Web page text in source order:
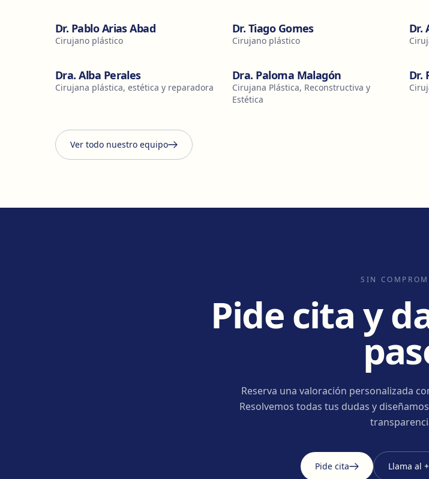
Dr. Pablo Arias Abad
Cirujano plástico
Dr. Tiago Gomes
Cirujano plástico
Dr.
Dra. Alba Perales
Cirujana plástica, estética y reparadora
Dra. Paloma Malagón
Cirujana Plástica, Reconstructiva y
Estética
Dr.
Ver todo nuestro equipo
SIN
Pide cita y
Reserva una valoración personalizada
Resolvemos todas tus dudas y
Pide cita Llama al